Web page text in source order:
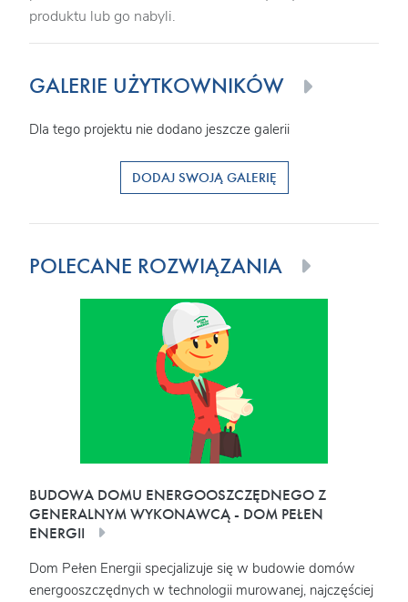
produktu lub go nabyli.
GALERIE UŻYTKOWNIKÓW
Dla tego projektu nie dodano jeszcze galerii
DODAJ SWOJĄ GALERIĘ
POLECANE ROZWIĄZANIA
BUDOWA DOMU ENERGOOSZCZĘDNEGO Z
GENERALNYM WYKONAWCĄ - DOM PEŁEN
ENERGII
Dom Pełen Energii specjalizuje się w budowie domów
energooszczędnych w technologii murowanej, najczęściej